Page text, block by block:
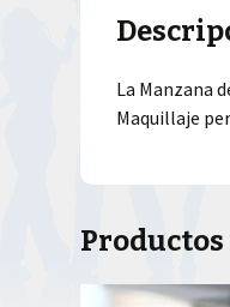
La Manzana
Maquillaje